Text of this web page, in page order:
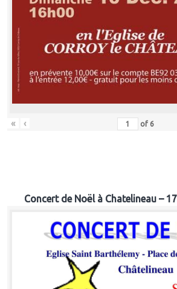
« ‹ of 6
Concert de Noël à Chatelineau –